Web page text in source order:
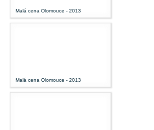
Malá cena Olomouce - 2013
Malá cena Olomouce - 2013